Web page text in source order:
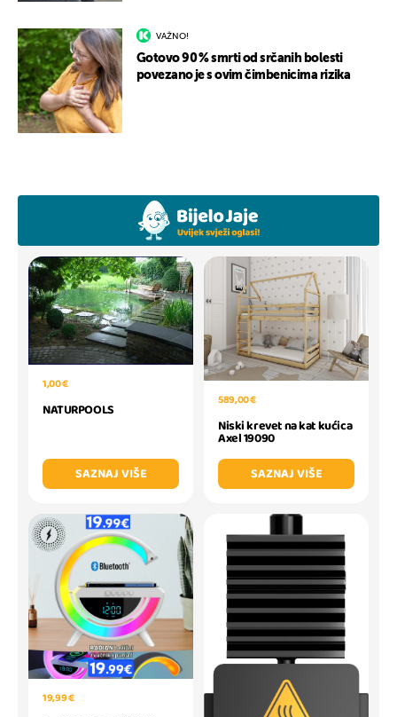
VAŽNO!
Gotovo 90 % smrti od srčanih bolesti
povezano je s ovim čimbenicima rizika
1,00 €
NATURPOOLS
SAZNAJ VIŠE
589,00 €
Niski krevet na kat kućica
Axel 19090
SAZNAJ VIŠE
19,99 €